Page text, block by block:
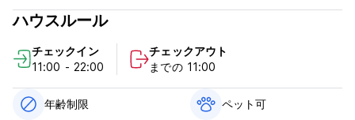
になることになります。これは、楽しさ、快適さ、休息の間の完
璧なバランスを維持するのに役立つ魔法の数字です。私たちはあ
めの食事場所、ダンスに行く場所、ビーチなど、真の地元の人の
ように目的地を訪れるためのヒントをすべて提供します。観光地
から抜け出して、インターネットでは提供できないさまざまな場
所に接続してください。
ハウスルール
チェックイン
11:00 - 22:00
チェックアウト
までの 11:00
年齢制限 ペット可